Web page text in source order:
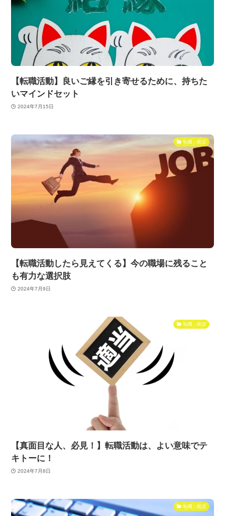
【転職活動】良いご縁を引き寄せるために、持ちた
いマインドセット
2024年7月15日
転職・就活
【転職活動したら見えてくる】今の職場に残ること
も有力な選択肢
2024年7月9日
転職・就活
【真面目な人、必見！】転職活動は、よい意味でテ
キトーに！
2024年7月8日
転職・就活